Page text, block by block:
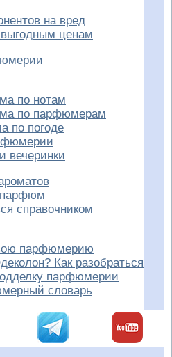
на вред
ценам
по нотам
по парфюмерам
по погоде
вечеринки
парфюм
справочником
парфюмерию
Как разобраться
парфюмерии
словарь